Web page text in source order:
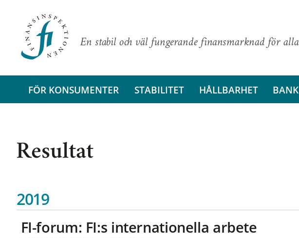
En stabil och väl fungerande finansmarknad för alla
FÖR KONSUMENTER STABILITET HÅLLBARHET BANK
Resultat
2019
FI-forum: FI:s internationella arbete